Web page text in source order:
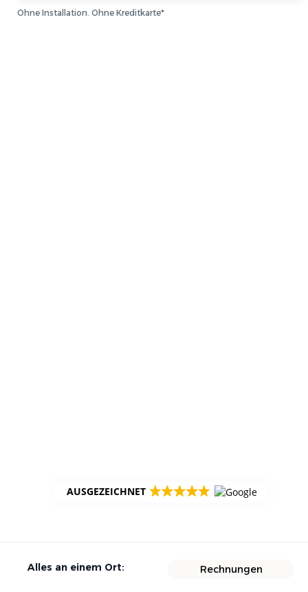
Ohne Installation. Ohne Kreditkarte*
AUSGEZEICHNET
Alles an einem Ort: Rechnungen